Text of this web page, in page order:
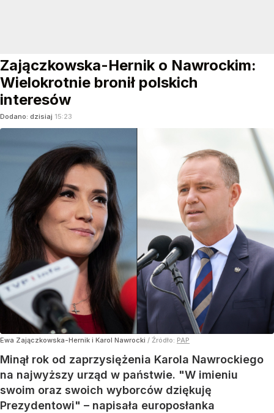
Zajączkowska-Hernik o Nawrockim:
Wielokrotnie bronił polskich
interesów
Dodano: dzisiaj 15:23
Ewa Zajączkowska-Hernik i Karol Nawrocki / Źródło: PAP
Minął rok od zaprzysiężenia Karola Nawrockiego
na najwyższy urząd w państwie. "W imieniu
swoim oraz swoich wyborców dziękuję
Prezydentowi" – napisała europosłanka